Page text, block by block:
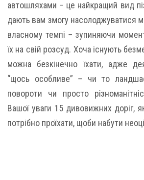
автошляхами – це найкращий вид
дають вам змогу насолоджуватися
власному темпі – зупиняючи
їх на свій розсуд. Хоча існують
можна безкінечно їхати, адже
“щось особливе” – чи то
повороти чи просто
Вашої уваги 15 дивовижних доріг,
потрібно проїхати, щоби набути